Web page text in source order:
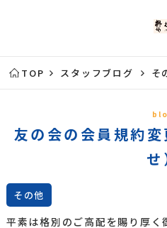
TOP スタッフブログ そ
友の会の会員規約
せ
その他
平素は格別のご高配を賜り厚く